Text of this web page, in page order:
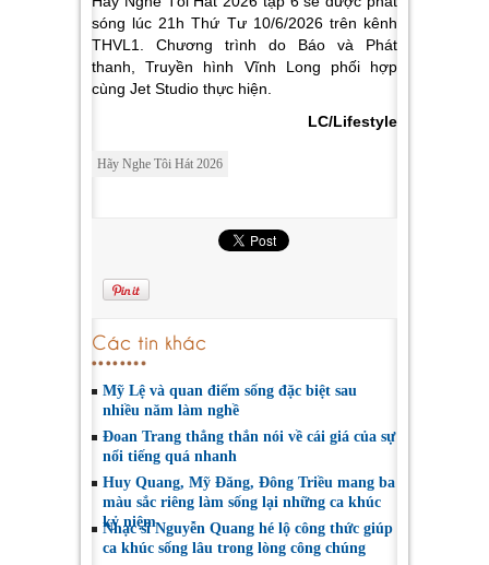
sóng lúc 21h Thứ Tư 10/6/2026 trên kênh
THVL1. Chương trình do Báo và Phát
thanh, Truyền hình Vĩnh Long phối hợp
cùng Jet Studio thực hiện.
LC/Lifestyle
Hãy Nghe Tôi Hát 2026
Các tin khác
Mỹ Lệ và quan điểm sống đặc biệt sau
nhiều năm làm nghề
Đoan Trang thẳng thắn nói về cái giá của sự
nổi tiếng quá nhanh
Huy Quang, Mỹ Đăng, Đông Triều mang ba
màu sắc riêng làm sống lại những ca khúc
kỷ niệm
Nhạc sĩ Nguyễn Quang hé lộ công thức giúp
ca khúc sống lâu trong lòng công chúng